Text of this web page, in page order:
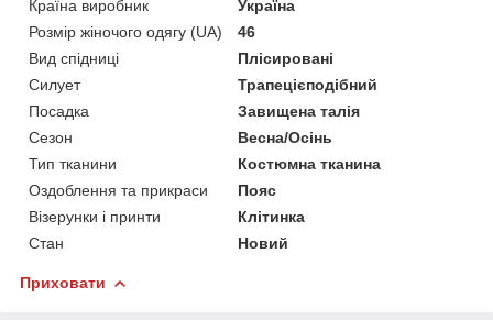
Країна виробник
Україна
Розмір жіночого одягу (UA)
46
Вид спідниці
Плісировані
Силует
Трапецієподібний
Посадка
Завищена талія
Сезон
Весна/Осінь
Тип тканини
Костюмна тканина
Оздоблення та прикраси
Пояс
Візерунки і принти
Клітинка
Стан
Новий
Приховати